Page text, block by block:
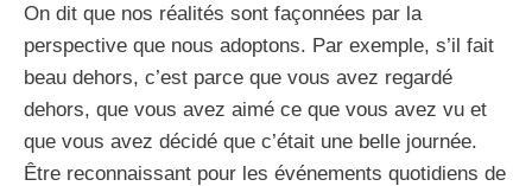
On dit que nos réalités sont façonnées par la
perspective que nous adoptons. Par exemple, s’il fait
beau dehors, c’est parce que vous avez regardé
dehors, que vous avez aimé ce que vous avez vu et
que vous avez décidé que c’était une belle journée.
Être reconnaissant pour les événements quotidiens de